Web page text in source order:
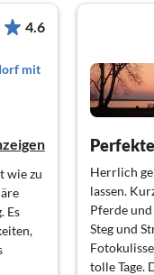
4.6
mit
wie zu
Es
Herrlich
lassen.
Pferde
Steg und
tolle Tage.